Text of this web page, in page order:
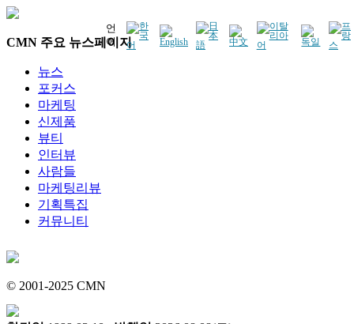
언
어
CMN 주요 뉴스페이지
뉴스
포커스
마케팅
신제품
뷰티
인터뷰
사람들
마케팅리뷰
기획특집
커뮤니티
© 2001-2025 CMN